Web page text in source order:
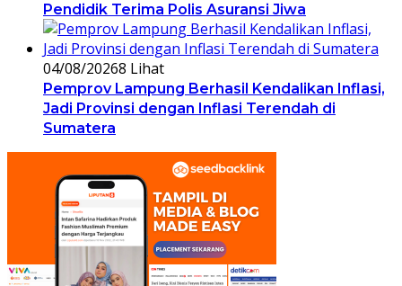
Pendidik Terima Polis Asuransi Jiwa
04/08/20268 Lihat
Pemprov Lampung Berhasil Kendalikan Inflasi,
Jadi Provinsi dengan Inflasi Terendah di
Sumatera